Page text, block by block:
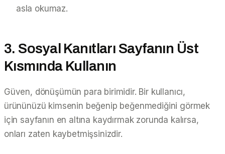
asla okumaz.
3. Sosyal Kanıtları Sayfanın Üst
Kısmında Kullanın
Güven, dönüşümün para birimidir. Bir kullanıcı,
ürününüzü kimsenin beğenip beğenmediğini görmek
için sayfanın en altına kaydırmak zorunda kalırsa,
onları zaten kaybetmişsinizdir.